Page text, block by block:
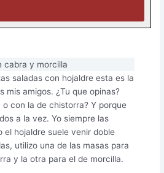
cabra y morcilla
saladas con hojaldre esta es la
mis amigos. ¿Tu que opinas?
o con la de chistorra? Y porque
a la vez. Yo siempre las
el hojaldre suele venir doble
utilizo una de las masas para
y la otra para el de morcilla.